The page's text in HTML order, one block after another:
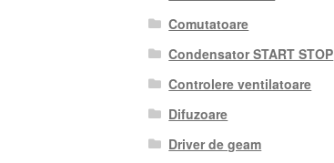
Comutatoare
Condensator START STOP
Controlere ventilatoare
Difuzoare
Driver de geam